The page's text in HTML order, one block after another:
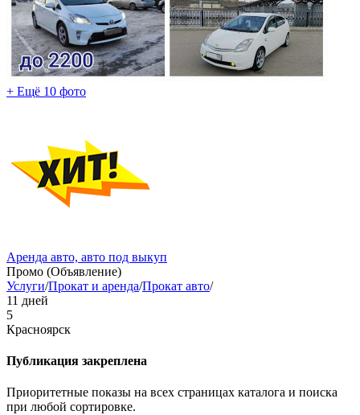
+ Ещё 10 фото
Аренда авто, авто под выкуп
Промо (Объявление)
Услуги/Прокат и аренда/Прокат авто/
11 дней
5
Красноярск
Публикация закреплена
Приоритетные показы на всех страницах каталога и поиска
при любой сортировке.